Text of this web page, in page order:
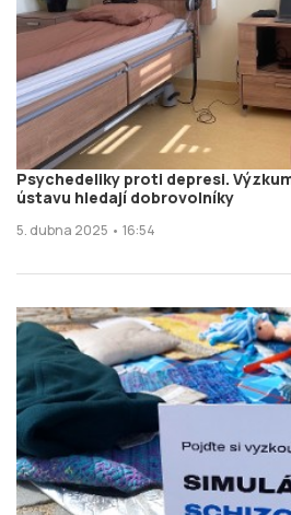
Psychedeliky proti depresi.
ústavu hledají dobrovolníky
5. dubna 2025 • 16:54